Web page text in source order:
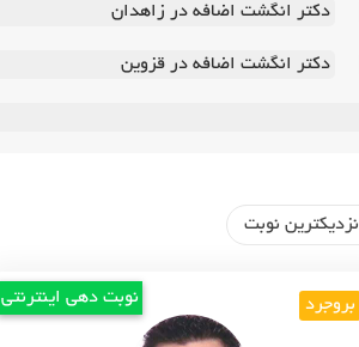
دکتر انگشت اضافه در زاهدان
دکتر انگشت اضافه در قزوین
نزدیکترین نوبت
بروجرد نوبت دهی اینترنتی